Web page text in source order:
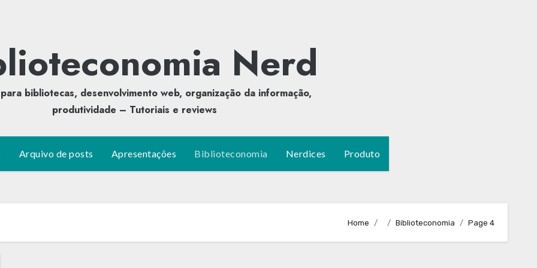
Nerd
bibliotecas, desenvolvimento web, organização da informação,
produtividade – Tutoriais e reviews
Arquivo de posts Apresentações Biblioteconomia Nerdices Produto
Home Biblioteconomia Page 4